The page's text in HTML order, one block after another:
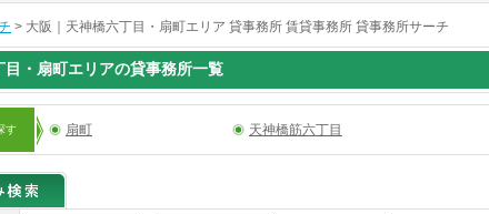
> 大阪｜天神橋六丁目・扇町エリア 貸事務所 賃貸事務所 貸事務所サーチ
目・扇町エリアの貸事務所一覧
す 扇町 天神橋筋六丁目